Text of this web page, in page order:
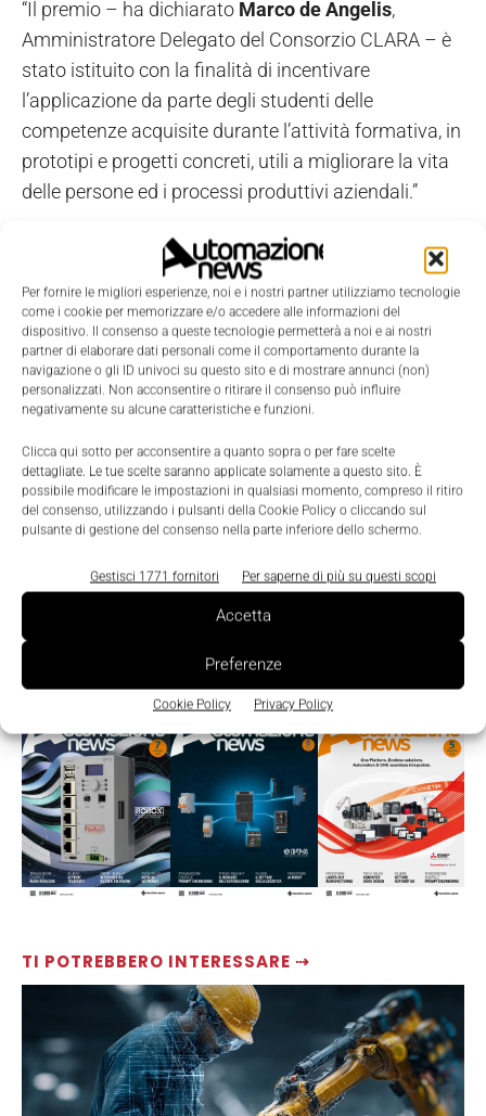
Per fornire le migliori esperienze, noi e i nostri partner utilizziamo tecnologie
come i cookie per memorizzare e/o accedere alle informazioni del
dispositivo. Il consenso a queste tecnologie permetterà a noi e ai nostri
partner di elaborare dati personali come il comportamento durante la
navigazione o gli ID univoci su questo sito e di mostrare annunci (non)
personalizzati. Non acconsentire o ritirare il consenso può influire
negativamente su alcune caratteristiche e funzioni.
Clicca qui sotto per acconsentire a quanto sopra o per fare scelte
dettagliate. Le tue scelte saranno applicate solamente a questo sito. È
possibile modificare le impostazioni in qualsiasi momento, compreso il ritiro
del consenso, utilizzando i pulsanti della Cookie Policy o cliccando sul
pulsante di gestione del consenso nella parte inferiore dello schermo.
Gestisci 1771 fornitori Per saperne di più su questi scopi
Accetta
Preferenze
Cookie Policy Privacy Policy
LEGGI LA RIVISTA ⇢
TI POTREBBERO INTERESSARE ⇢
“Il premio – ha dichiarato Marco de Angelis,
Amministratore Delegato del Consorzio CLARA – è
stato istituito con la finalità di incentivare
l’applicazione da parte degli studenti delle
competenze acquisite durante l’attività formativa, in
prototipi e progetti concreti, utili a migliorare la vita
delle persone ed i processi produttivi aziendali.”